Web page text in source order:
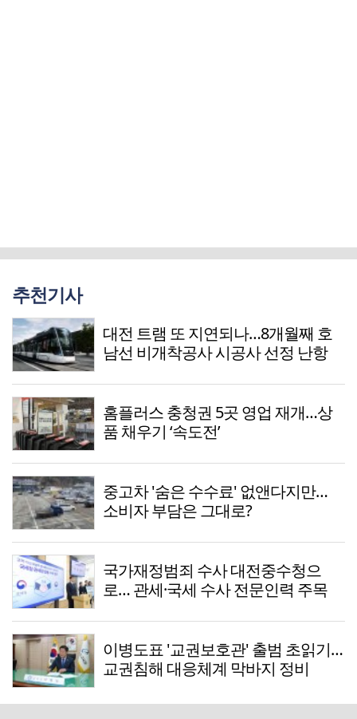
추천기사
대전 트램 또 지연되나…8개월째 호
남선 비개착공사 시공사 선정 난항
홈플러스 충청권 5곳 영업 재개…상
품 채우기 ‘속도전’
중고차 '숨은 수수료' 없앤다지만…
소비자 부담은 그대로?
국가재정범죄 수사 대전중수청으
로… 관세·국세 수사 전문인력 주목
이병도표 '교권보호관' 출범 초읽기…
교권침해 대응체계 막바지 정비